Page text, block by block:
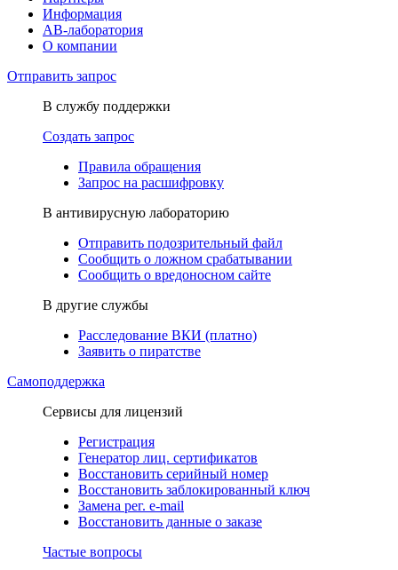
Информация
АВ-лаборатория
О компании
Отправить запрос
В службу поддержки
Создать запрос
Правила обращения
Запрос на расшифровку
В антивирусную лабораторию
Отправить подозрительный файл
Сообщить о ложном срабатывании
Сообщить о вредоносном сайте
В другие службы
Расследование ВКИ (платно)
Заявить о пиратстве
Самоподдержка
Сервисы для лицензий
Регистрация
Генератор лиц. сертификатов
Восстановить серийный номер
Восстановить заблокированный ключ
Замена рег. e-mail
Восстановить данные о заказе
Частые вопросы